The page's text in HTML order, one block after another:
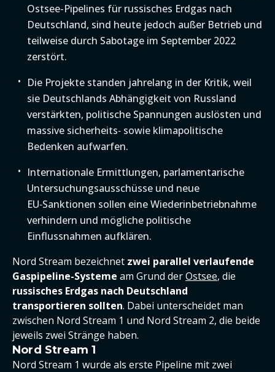
Ostsee-Pipelines für russisches Erdgas nach
Deutschland, sind heute jedoch außer Betrieb und
teilweise durch Sabotage im September 2022
zerstört.
Die Projekte standen jahrelang in der Kritik, weil
sie Deutschlands Abhängigkeit von Russland
verstärkten, politische Spannungen auslösten und
massive sicherheits‑ sowie klimapolitische
Bedenken aufwarfen.
Internationale Ermittlungen, parlamentarische
Untersuchungsausschüsse und neue
EU‑Sanktionen sollen eine Wiederinbetriebnahme
verhindern und mögliche politische
Einflussnahmen aufklären.
Nord Stream bezeichnet zwei parallel verlaufende
Gaspipeline-Systeme am Grund derOstsee, die
russisches Erdgas nach Deutschland
transportieren sollten. Dabei unterscheidet man
zwischen Nord Stream 1 und Nord Stream 2, die beide
jeweils zwei Stränge haben.
Nord Stream 1
Nord Stream 1 wurde als erste Pipeline mit zwei